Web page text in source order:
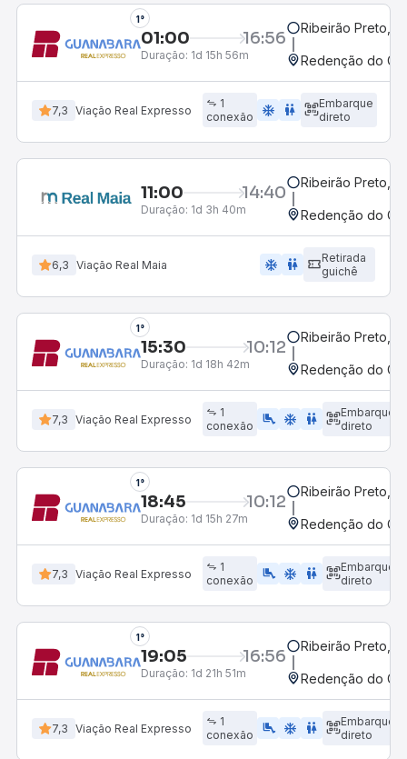
1°
01:00 16:56
Duração: 1d 15h 56m
Ribeirão Preto,
Redenção do
7,3 Viação Real Expresso
1
conexão
ac_unit wc
Embarque
direto
11:00 14:40
Duração: 1d 3h 40m
Ribeirão Preto,
Redenção do
6,3 Viação Real Maia ac_unit wc
Retirada
guichê
1°
15:30 10:12
Duração: 1d 18h 42m
Ribeirão Preto,
Redenção do
7,3 Viação Real Expresso
1
conexão
airline_seat_legroom_extra ac_unit WC
Embarque
direto
1°
18:45 10:12
Duração: 1d 15h 27m
Ribeirão Preto,
Redenção do
7,3 Viação Real Expresso
1
conexão
airline_seat_legroom_extra ac_unit WC
Embarque
direto
1°
19:05 16:56
Duração: 1d 21h 51m
Ribeirão Preto,
Redenção do
7,3 Viação Real Expresso
1
conexão
airline_seat_legroom_extra ac_unit WC
Embarque
direto